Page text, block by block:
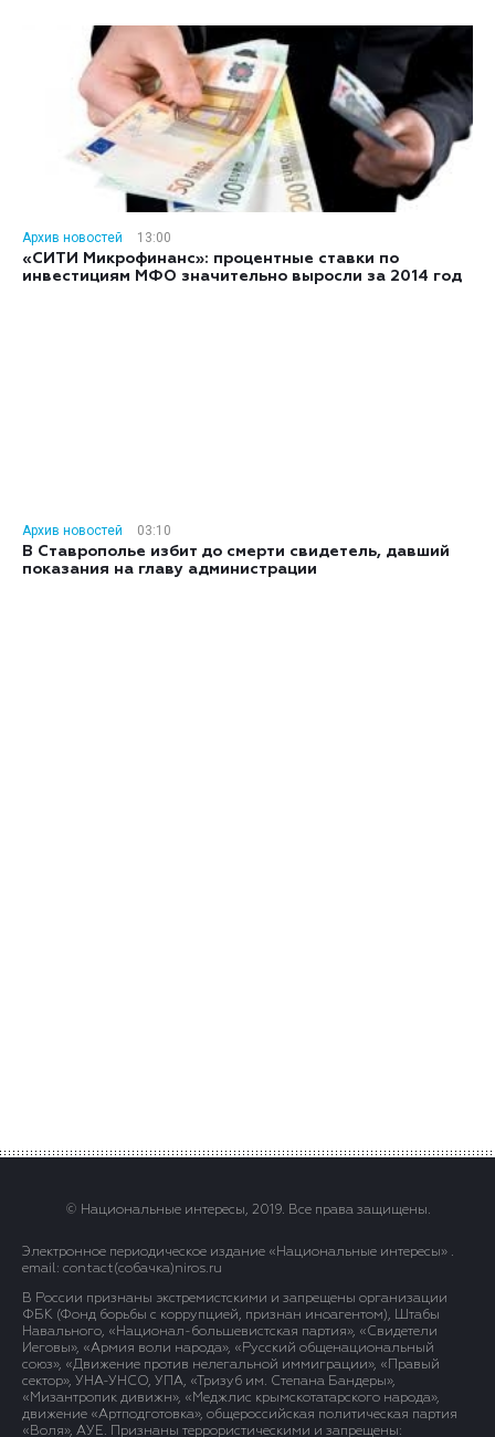
Архив новостей
13:00
«СИТИ Микрофинанс»: процентные ставки по
инвестициям МФО значительно выросли за 2014 год
Архив новостей
03:10
В Ставрополье избит до смерти свидетель, давший
показания на главу администрации
© Национальные интересы, 2019. Все права защищены.
Электронное периодическое издание «Национальные интересы» .
email: contact(сoбaчка)niros.ru
В России признаны экстремистскими и запрещены организации
ФБК (Фонд борьбы с коррупцией, признан иноагентом), Штабы
Навального, «Национал-большевистская партия», «Свидетели
Иеговы», «Армия воли народа», «Русский общенациональный
союз», «Движение против нелегальной иммиграции», «Правый
сектор», УНА-УНСО, УПА, «Тризуб им. Степана Бандеры»,
«Мизантропик дивижн», «Меджлис крымскотатарского народа»,
движение «Артподготовка», общероссийская политическая партия
«Воля», АУЕ. Признаны террористическими и запрещены: